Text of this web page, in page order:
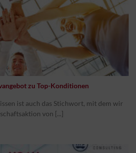
zu Top-Konditionen
ist auch das Stichwort, mit dem wir
von [...]